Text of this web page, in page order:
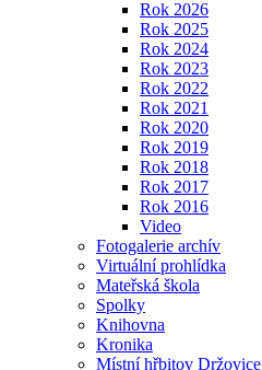
Rok 2026
Rok 2025
Rok 2024
Rok 2023
Rok 2022
Rok 2021
Rok 2020
Rok 2019
Rok 2018
Rok 2017
Rok 2016
Video
Fotogalerie archív
Virtuální prohlídka
Mateřská škola
Spolky
Knihovna
Kronika
Místní hřbitov Držovice